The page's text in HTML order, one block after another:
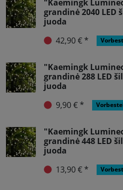
"Kaemingk
grandinė 2040
juoda
42,90 € *
"Kaemingk
grandinė 288 LED
juoda
9,90 € *
"Kaemingk
grandinė 448 LED
juoda
13,90 € *